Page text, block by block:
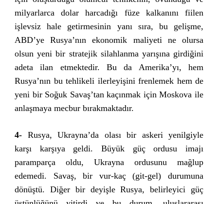
milyarlarca dolar harcadığı füze kalkanını fiilen
işlevsiz hale getirmesinin yanı sıra, bu gelişme,
ABD’ye Rusya’nın ekonomik maliyeti ne olursa
olsun yeni bir stratejik silahlanma yarışına girdiğini
adeta ilan etmektedir. Bu da Amerika’yı, hem
Rusya’nın bu tehlikeli ilerleyişini frenlemek hem de
yeni bir Soğuk Savaş’tan kaçınmak için Moskova ile
anlaşmaya mecbur bırakmaktadır.
4- Rusya, Ukrayna’da olası bir askeri yenilgiyle
karşı karşıya geldi. Büyük güç ordusu imajı
paramparça oldu, Ukrayna ordusunu mağlup
edemedi. Savaş, bir vur-kaç (git-gel) durumuna
dönüştü. Diğer bir deyişle Rusya, belirleyici güç